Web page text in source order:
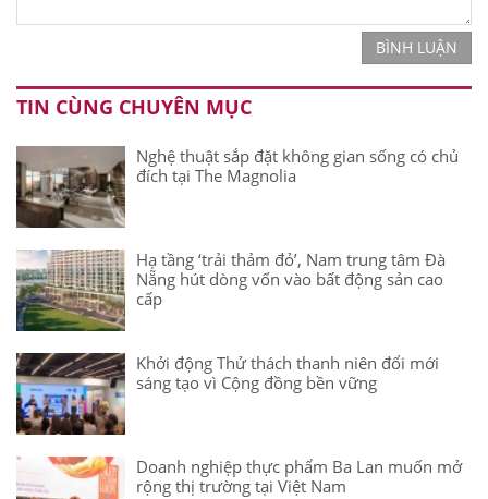
BÌNH LUẬN
TIN CÙNG CHUYÊN MỤC
Nghệ thuật sắp đặt không gian sống có chủ
đích tại The Magnolia
Hạ tầng ‘trải thảm đỏ’, Nam trung tâm Đà
Nẵng hút dòng vốn vào bất động sản cao
cấp
Khởi động Thử thách thanh niên đổi mới
sáng tạo vì Cộng đồng bền vững
Doanh nghiệp thực phẩm Ba Lan muốn mở
rộng thị trường tại Việt Nam